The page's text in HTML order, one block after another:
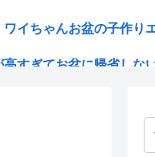
ワイちゃんお盆の子作り
高すぎてお盆に帰省しな
しちゅーら所属の芸能事